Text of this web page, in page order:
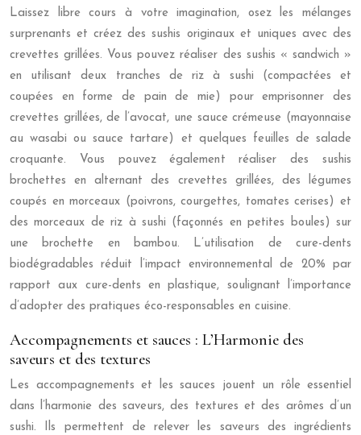
Laissez libre cours à votre imagination, osez les mélanges
surprenants et créez des sushis originaux et uniques avec des
crevettes grillées. Vous pouvez réaliser des sushis « sandwich »
en utilisant deux tranches de riz à sushi (compactées et
coupées en forme de pain de mie) pour emprisonner des
crevettes grillées, de l’avocat, une sauce crémeuse (mayonnaise
au wasabi ou sauce tartare) et quelques feuilles de salade
croquante. Vous pouvez également réaliser des sushis
brochettes en alternant des crevettes grillées, des légumes
coupés en morceaux (poivrons, courgettes, tomates cerises) et
des morceaux de riz à sushi (façonnés en petites boules) sur
une brochette en bambou. L’utilisation de cure-dents
biodégradables réduit l’impact environnemental de 20% par
rapport aux cure-dents en plastique, soulignant l’importance
d’adopter des pratiques éco-responsables en cuisine.
Accompagnements et sauces : L’Harmonie des
saveurs et des textures
Les accompagnements et les sauces jouent un rôle essentiel
dans l’harmonie des saveurs, des textures et des arômes d’un
sushi. Ils permettent de relever les saveurs des ingrédients